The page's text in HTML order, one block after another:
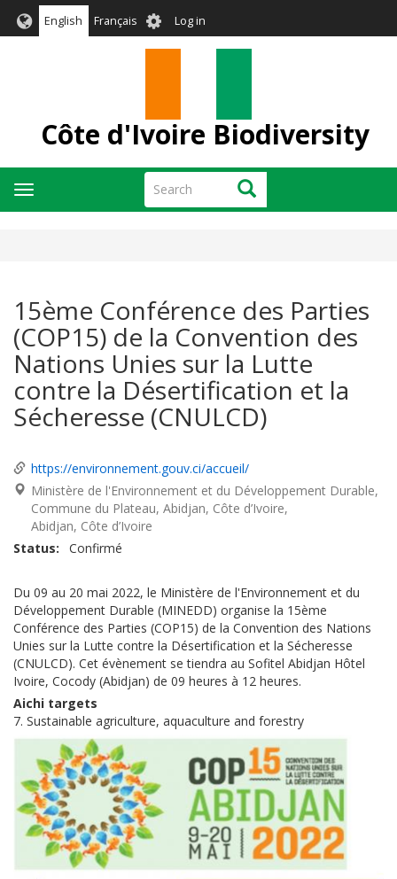
English Français User
account
Log in
Côte d'Ivoire Biodiversity
Search Search
Toggle
navigation
15ème Conférence des Parties
(COP15) de la Convention des
Nations Unies sur la Lutte
contre la Désertification et la
Sécheresse (CNULCD)
https://environnement.gouv.ci/accueil/
Ministère de l'Environnement et du Développement Durable,
Commune du Plateau, Abidjan, Côte d’Ivoire
Abidjan Côte d’Ivoire
Status
Confirmé
Du 09 au 20 mai 2022, le Ministère de l'Environnement et du
Développement Durable (MINEDD) organise la 15ème
Conférence des Parties (COP15) de la Convention des Nations
Unies sur la Lutte contre la Désertification et la Sécheresse
(CNULCD). Cet évènement se tiendra au Sofitel Abidjan Hôtel
Ivoire, Cocody (Abidjan) de 09 heures à 12 heures.
Aichi targets
7. Sustainable agriculture, aquaculture and forestry